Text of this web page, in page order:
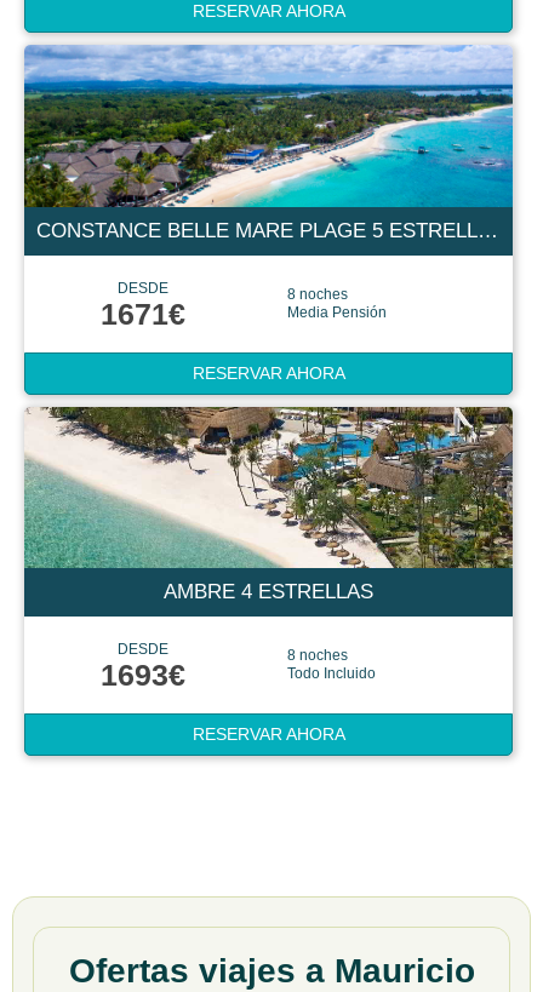
RESERVAR AHORA
CONSTANCE BELLE MARE PLAGE 5 ESTRELLAS
DESDE
1671€
8 noches
Media Pensión
RESERVAR AHORA
AMBRE 4 ESTRELLAS
DESDE
1693€
8 noches
Todo Incluido
RESERVAR AHORA
Ofertas viajes a Mauricio